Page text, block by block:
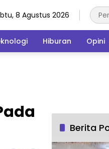
8 Agustus 2026
Hiburan Opini
Berita